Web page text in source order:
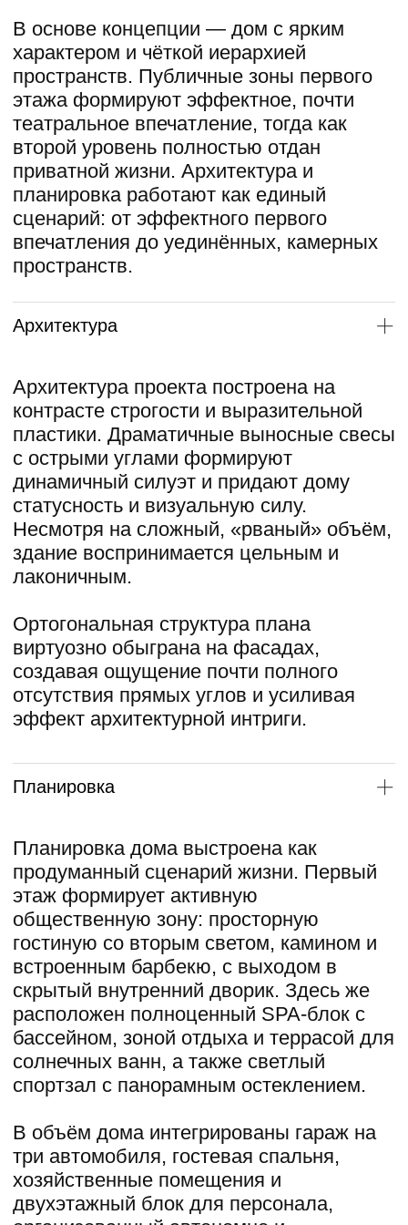
Несмотря на сложный, «рваный» объём,
здание воспринимается цельным и
лаконичным.
Ортогональная структура плана
виртуозно обыграна на фасадах,
создавая ощущение почти полного
отсутствия прямых углов и усиливая
эффект архитектурной интриги.
Планировка
Подробнее
Планировка дома выстроена как
продуманный сценарий жизни. Первый
общественную зону: просторную
гостиную со вторым светом, камином и
встроенным барбекю, с выходом в
бассейном, зоной отдыха и террасой для
солнечных ванн, а также светлый
спортзал с панорамным остеклением.
В объём дома интегрированы гараж на
три автомобиля, гостевая спальня,
хозяйственные помещения и
двухэтажный блок для персонала,
организованный автономно и
функционально. Центральным акцентом
первого этажа стала винтовая лестница
в стеклянном атриуме, видимая с улицы.
Второй этаж полностью приватный:
здесь расположены четыре спальни,
включая мастер-спальню, каждая — с
собственной гардеробной и санузлом, а
также второй уровень блока персонала.
Особенности
Фасады выполнены в сдержанной
светлой гамме, подчёркивающей
сложную геометрию объёма.
Декоративные рейки на окнах со стороны
соседних участков создают игру света и
тени и защищают интерьеры от
перегрева.
Выразительным акцентом стали
подшивы кровельных свесов из
композитного металла с латунным
оттенком. Этот приём добавляет
архитектуре теплоту и усиливает
ощущение премиальности, формируя
Слово автора
Этот проект — пример того, как сложная
архитектура может оставаться понятной
и комфортной. Мы стремились создать